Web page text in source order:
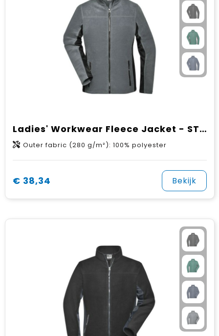
Ladies' Workwear Fleece Jacket - STRONG -
Outer fabric (280 g/m²): 100% polyester
€ 38,34 Bekijk